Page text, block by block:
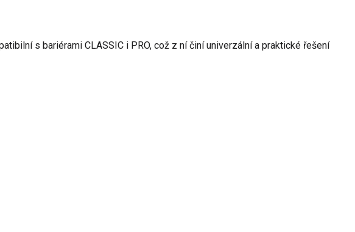
s bariérami CLASSIC i PRO, což z ní činí univerzální a praktické řešení